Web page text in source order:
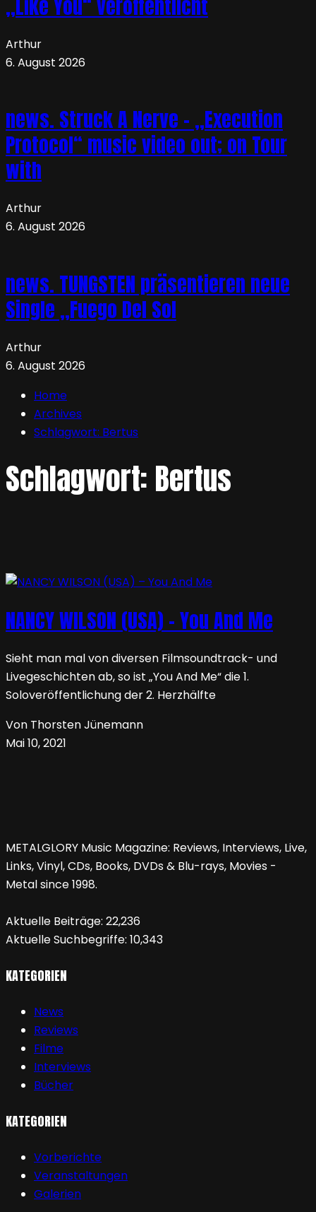
„Like You“ veröffentlicht
Arthur
6. August 2026
news. Struck A Nerve – „Execution
Protocol“ music video out; on Tour
with
Arthur
6. August 2026
news. TUNGSTEN präsentieren neue
Single „Fuego Del Sol
Arthur
6. August 2026
Home
Archives
Schlagwort: Bertus
Schlagwort: Bertus
NANCY WILSON (USA) – You And Me
Sieht man mal von diversen Filmsoundtrack- und
Livegeschichten ab, so ist „You And Me“ die 1.
Soloveröffentlichung der 2. Herzhälfte
Von Thorsten Jünemann
Mai 10, 2021
METALGLORY Music Magazine: Reviews, Interviews, Live,
Links, Vinyl, CDs, Books, DVDs & Blu-rays, Movies -
Metal since 1998.
Aktuelle Beiträge: 22,236
Aktuelle Suchbegriffe: 10,343
KATEGORIEN
News
Reviews
Filme
Interviews
Bücher
KATEGORIEN
Vorberichte
Veranstaltungen
Galerien